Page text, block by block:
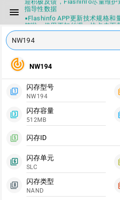
menu
指导性数据
▪Flashinfo APP更新技术规格和
签啦，使用更加丝滑，快点击下
下载服务会暂停一段时间才能恢复
▪Flashinfo提供的所有数据仅供
数据都不要100%相信，包括量产
正确的认知，不要随大流
▪如果发现数据有错误，或者存
迎积极反馈，Flashinfo尽量维护
指导性数据
▪Flashinfo APP更新技术规格和
签啦，使用更加丝滑，快点击下
track_changes NW194
filter_1
闪存型号
NW194
filter_3
闪存容量
512MB
filter_5 闪存ID
filter_6
闪存单元
SLC
filter_8
闪存类型
NAND